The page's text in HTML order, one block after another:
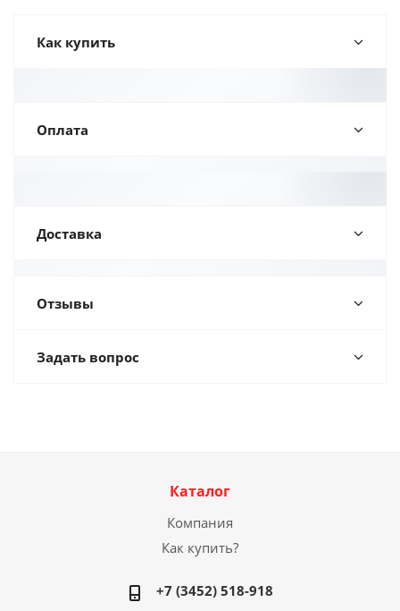
Как купить
Оплата
Доставка
Отзывы
Задать вопрос
Каталог
Компания
Как купить?
+7 (3452) 518-918